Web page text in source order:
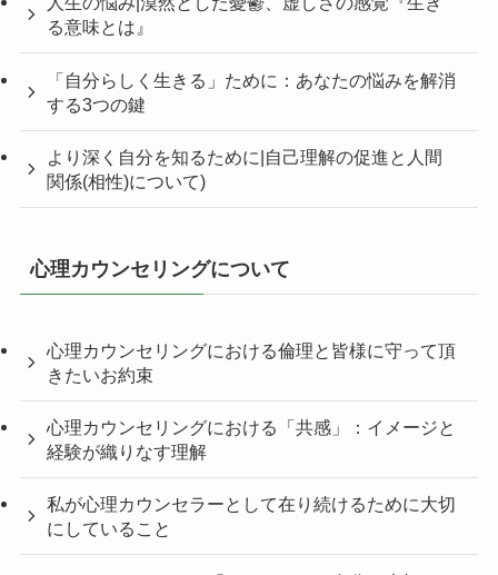
る意味とは』
「自分らしく生きる」ために：あなたの悩みを解消
する3つの鍵
より深く自分を知るために|自己理解の促進と人間
関係(相性)について)
心理カウンセリングについて
心理カウンセリングにおける倫理と皆様に守って頂
きたいお約束
心理カウンセリングにおける「共感」：イメージと
経験が織りなす理解
私が心理カウンセラーとして在り続けるために大切
にしていること